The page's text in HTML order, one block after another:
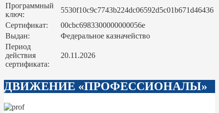
Программный
ключ:
5530f10c9c7743b224dc06592d5c01b671d46436
Сертификат:
00cbc6983300000000056e
Выдан:
Федеральное казначейство
Период
действия
сертификата:
20.11.2026
ДВИЖЕНИЕ «ПРОФЕССИОНАЛЫ»